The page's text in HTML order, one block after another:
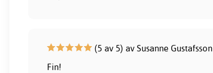
(5 av 5) av Susanne Gustafsson
Fin!